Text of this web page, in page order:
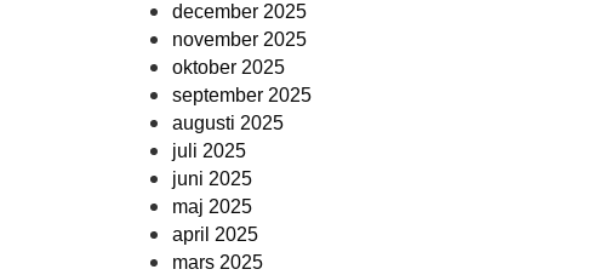
december 2025
november 2025
oktober 2025
september 2025
augusti 2025
juli 2025
juni 2025
maj 2025
april 2025
mars 2025